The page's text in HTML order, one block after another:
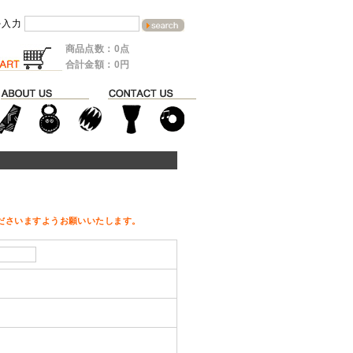
力
商品点数：0点
合計金額：0円
いますようお願いいたします。